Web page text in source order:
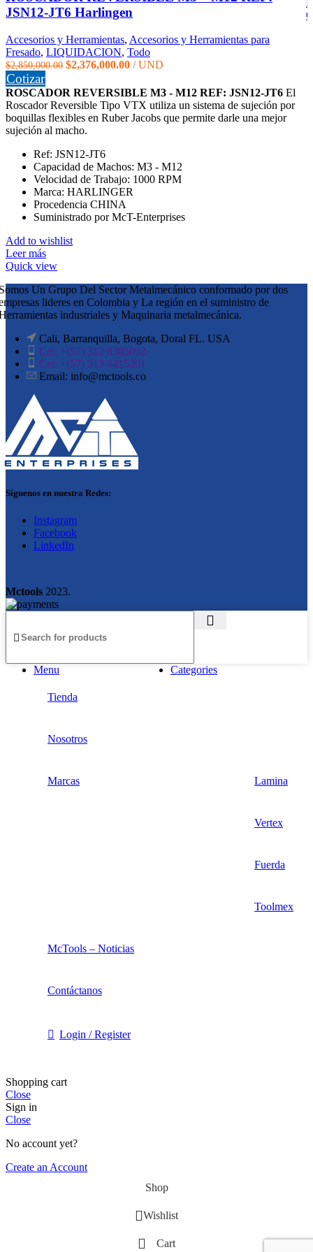
JSN12-JT6 Harlingen
Accesorios y Herramientas, Accesorios y Herramientas para
Fresado, LIQUIDACION, Todo
$2,850,000.00 El
original
era:
$2,850,000.00.
$2,376,000.00El
actual
es:
$2,376,000.00.
UND
Cotizar
ROSCADOR REVERSIBLE M3 - M12 REF: JSN12-JT6 El
Roscador Reversible Tipo VTX utiliza un sistema de sujeción por
boquillas flexibles en Ruber Jacobs que permite darle una mejor
sujeción al macho.
Ref: JSN12-JT6
Capacidad de Machos: M3 - M12
Velocidad de Trabajo: 1000 RPM
Marca: HARLINGER
Procedencia CHINA
Suministrado por McT-Enterprises
Add to wishlist
Leer más
Quick view
Un Grupo Del Sector Metalmecánico conformado por dos
lideres en Colombia y La región en el suministro de
industriales y Maquinaria metalmecánica.
Cali, Barranquilla, Bogota, Doral FL. USA
Cel: +(57) 312 8305092
Cel: +(57) 313 4415201
Email: info@mctools.co
Síguenos en nuestra Redes:
Instagram
Facebook
LinkedIn
Mctools 2023.
Menu Categories
Tienda
Nosotros
Marcas Lamina
Vertex
Fuerda
Toolmex
McTools – Noticias
Contáctanos
Login / Register
Shopping cart
Close
Sign in
Close
No account yet?
Create an Account
Shop
Wishlist
Cart